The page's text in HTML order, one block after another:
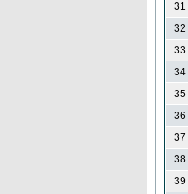
31
32
33
34
35
36
37
38
39